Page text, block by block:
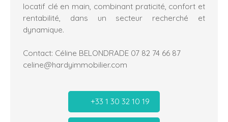
locatif clé en main, combinant praticité, confort et
rentabilité, dans un secteur recherché et
dynamique.
Contact: Céline BELONDRADE 07 82 74 66 87
celine@hardyimmobilier.com
+33 1 30 32 10 19